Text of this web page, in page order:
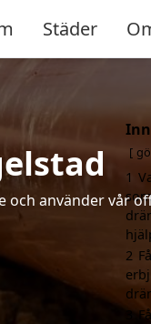
Städer
använder vår
1
2
3